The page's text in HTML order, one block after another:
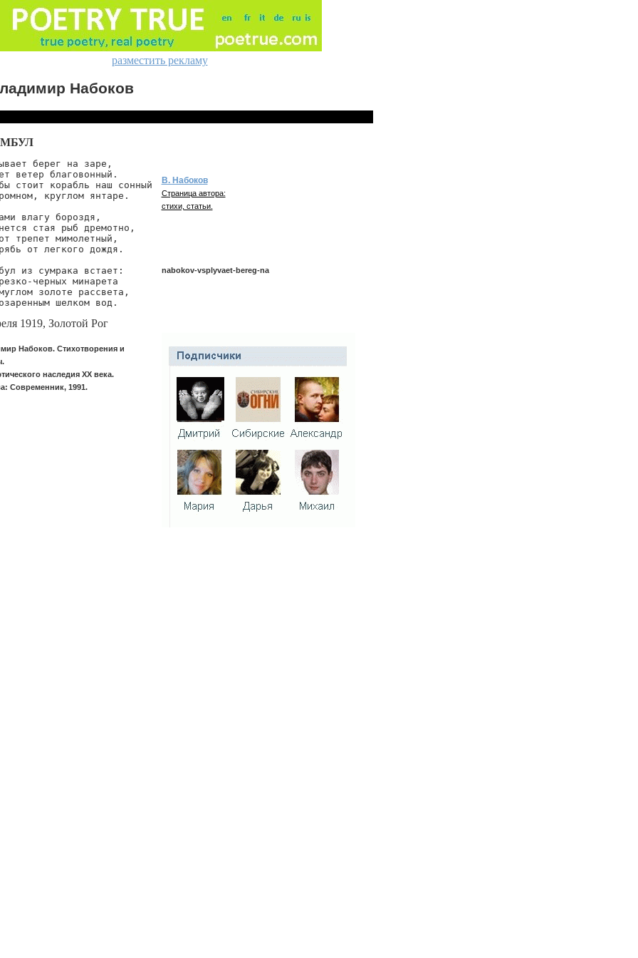
разместить рекламу
Набоков
берег на заре,
ветер благовонный.
стоит корабль наш сонный
круглом янтаре.
влагу бороздя,
стая рыб дремотно,
трепет мимолетный,
от легкого дождя.
из сумрака встает:
черных минарета
золоте рассвета,
шелком вод.
1919, Золотой Рог
Набоков. Стихотворения и
наследия XX века.
Современник, 1991.
В. Набоков
Страница автора:
стихи, статьи.
nabokov-vsplyvaet-bereg-na